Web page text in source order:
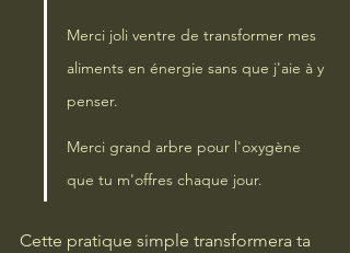
Merci joli ventre de transformer mes
aliments en énergie sans que j'aie à y
penser.
Merci grand arbre pour l'oxygène
que tu m'offres chaque jour.
Cette pratique simple transformera ta